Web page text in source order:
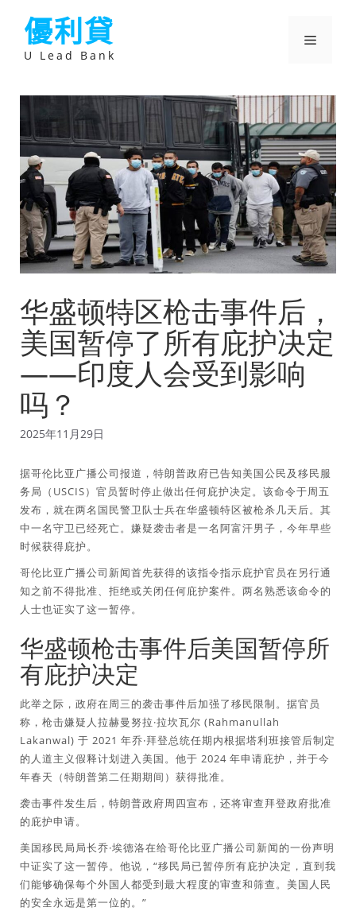
優利貸
U Lead Bank
選
华盛顿特区枪击事件后，
美国暂停了所有庇护决定
——印度人会受到影响
吗？
2025年11月29日
据哥伦比亚广播公司报道，特朗普政府已告知美国公民及移民服
务局（USCIS）官员暂时停止做出任何庇护决定。该命令于周五
发布，就在两名国民警卫队士兵在华盛顿特区被枪杀几天后。其
中一名守卫已经死亡。嫌疑袭击者是一名阿富汗男子，今年早些
时候获得庇护。
哥伦比亚广播公司新闻首先获得的该指令指示庇护官员在另行通
知之前不得批准、拒绝或关闭任何庇护案件。两名熟悉该命令的
人士也证实了这一暂停。
华盛顿枪击事件后美国暂停所
有庇护决定
此举之际，政府在周三的袭击事件后加强了移民限制。据官员
称，枪击嫌疑人拉赫曼努拉·拉坎瓦尔 (Rahmanullah
Lakanwal) 于 2021 年乔·拜登总统任期内根据塔利班接管后制定
的人道主义假释计划进入美国。他于 2024 年申请庇护，并于今
年春天（特朗普第二任期期间）获得批准。
袭击事件发生后，特朗普政府周四宣布，还将审查拜登政府批准
的庇护申请。
美国移民局局长乔·埃德洛在给哥伦比亚广播公司新闻的一份声明
中证实了这一暂停。他说，“移民局已暂停所有庇护决定，直到我
们能够确保每个外国人都受到最大程度的审查和筛查。美国人民
的安全永远是第一位的。”